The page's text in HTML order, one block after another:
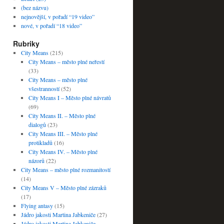
(bez názvu)
nejnovější, v pořadí “19 video”
nové, v pořadí “18 video”
Rubriky
City Means(215)
City Means – město plné neřestí
(33)
City Means – město plné
všestranností(52)
City Means I – Město plné návratů
(69)
City Means II. – Město plné
dialogů (23)
City Means III. – Město plné
protikladů (16)
City Means IV. – Město plné
názorů (22)
City Means – město plné rozmanitostí
(14)
City Means V – Město plné zázraků
(17)
Flying antasy(15)
Jádro jakosti Martina Jabkeniče(27)